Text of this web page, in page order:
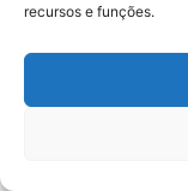
recursos e funções.